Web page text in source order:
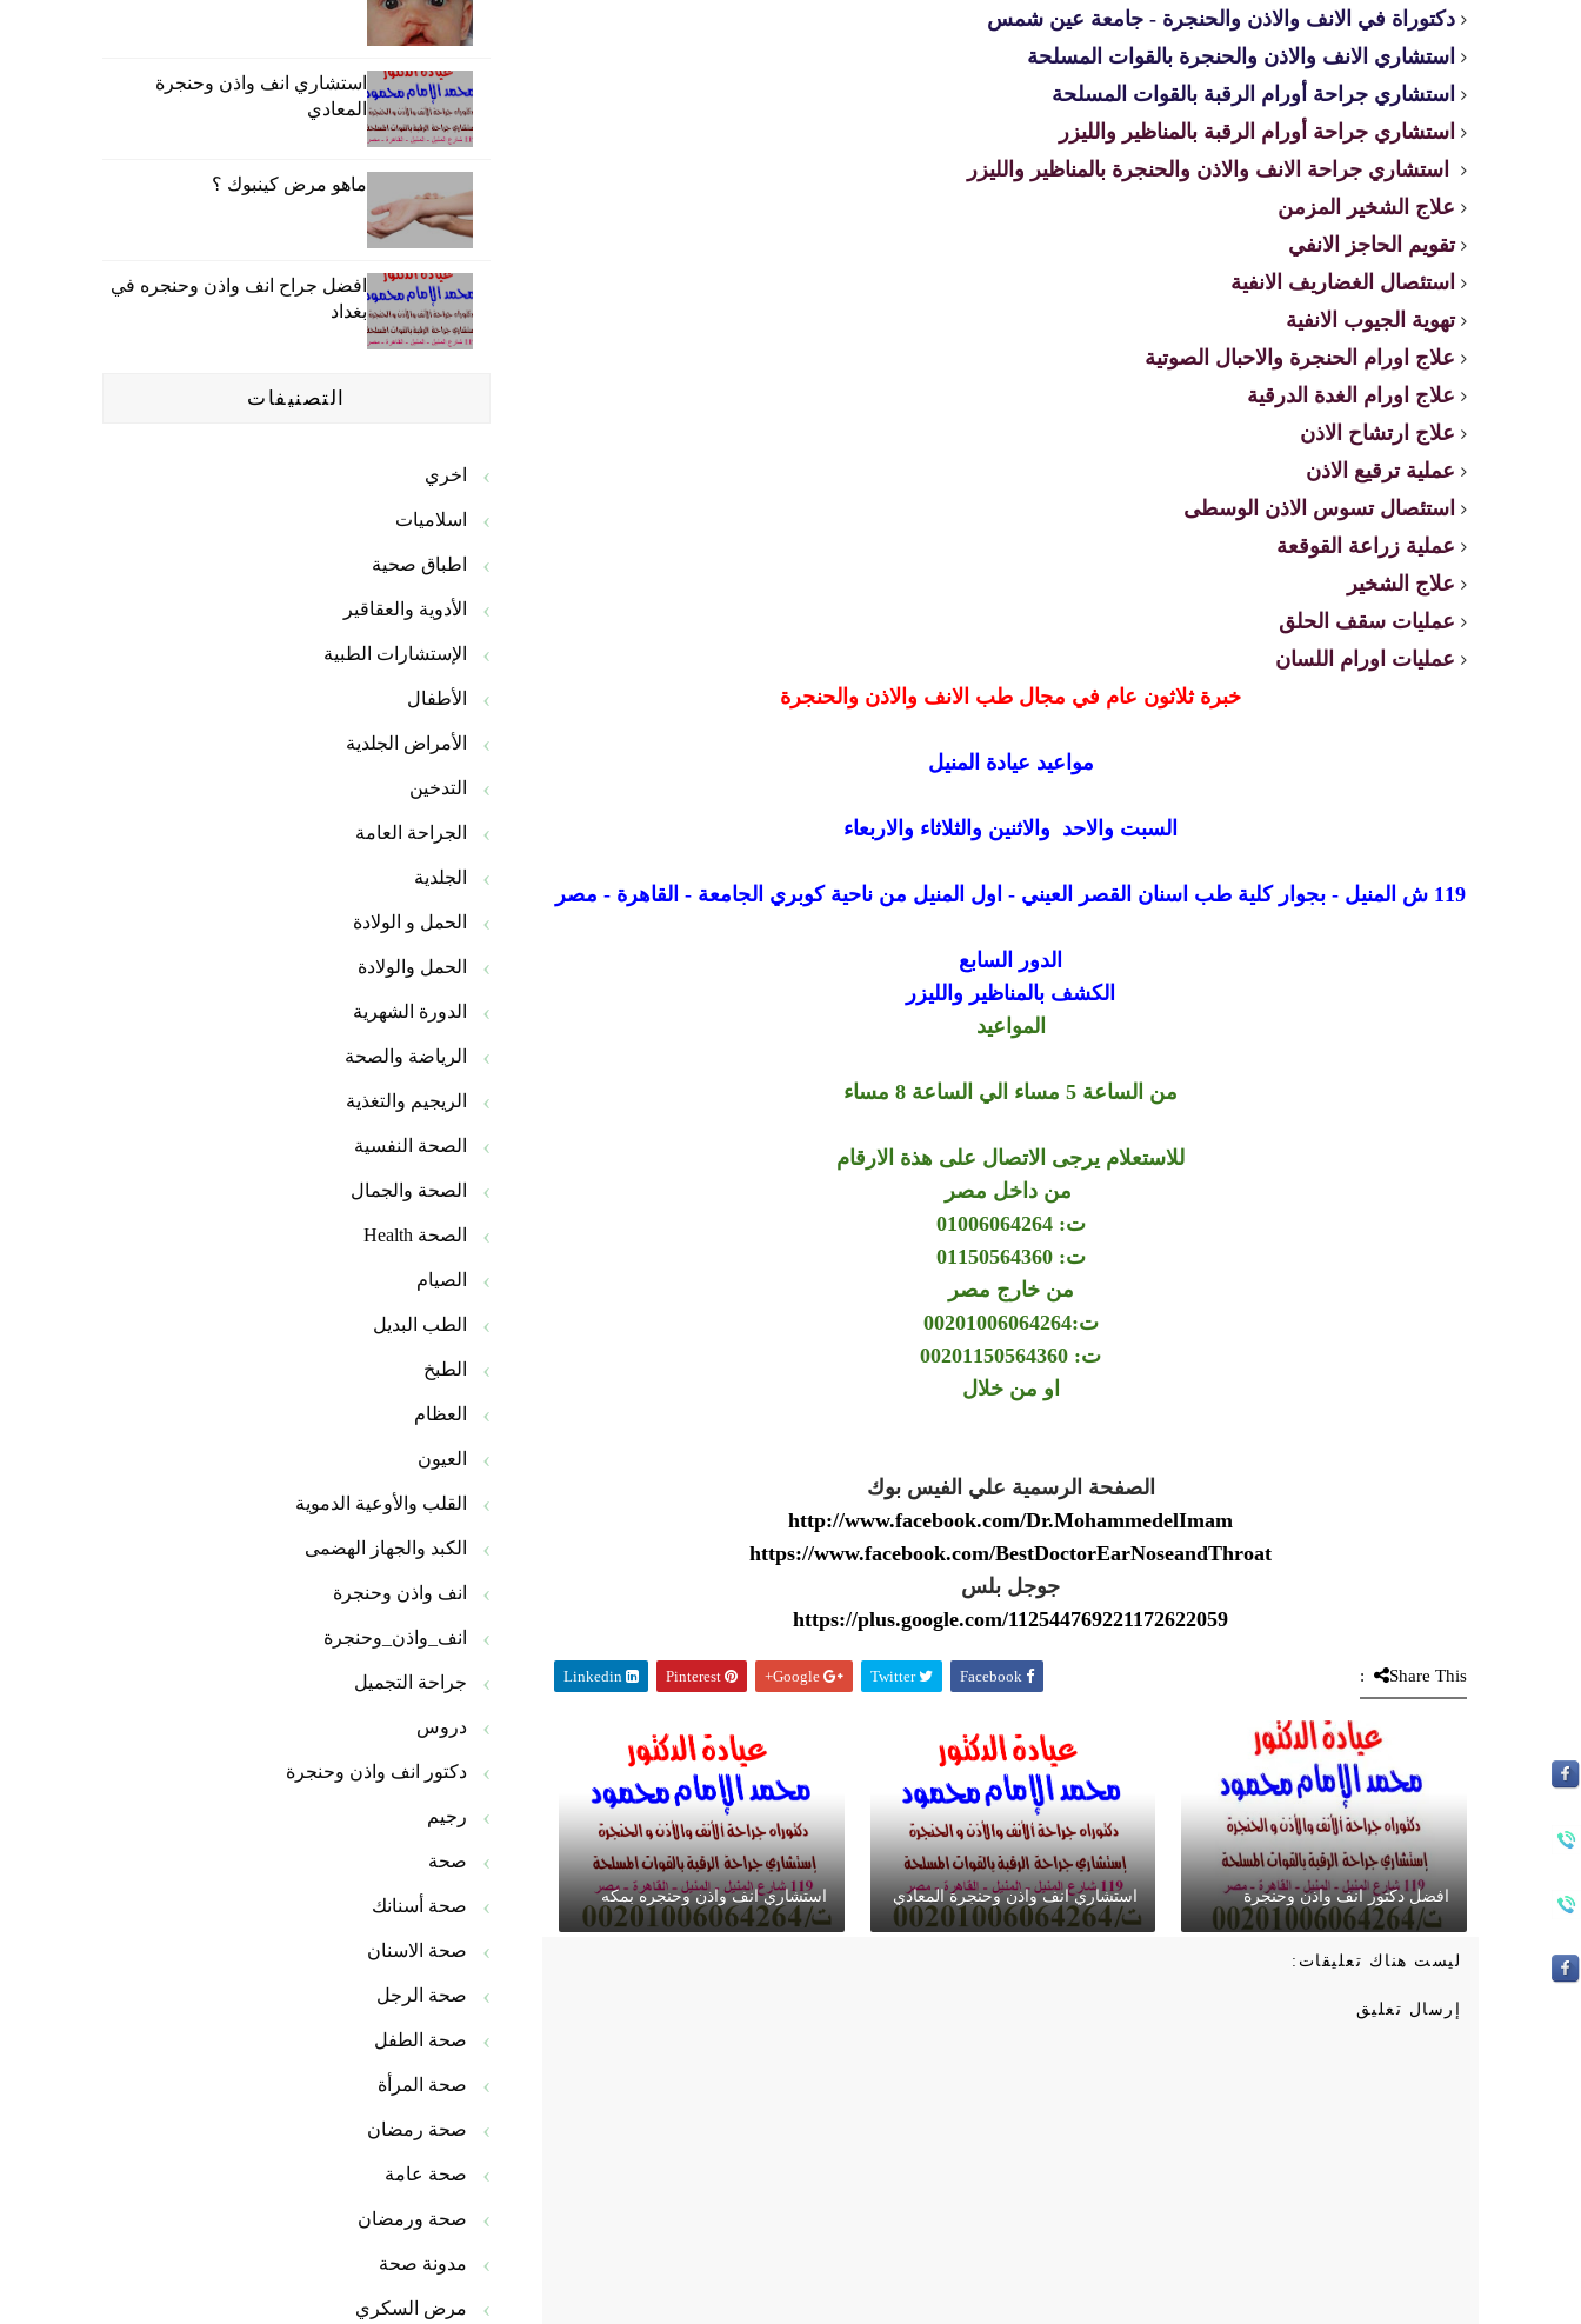
دكتوراة في الانف والاذن والحنجرة - جامعة عين شمس
استشاري الانف والاذن والحنجرة بالقوات المسلحة
استشاري جراحة أورام الرقبة بالقوات المسلحة
استشاري جراحة أورام الرقبة بالمناظير والليزر
استشاري جراحة الانف والاذن والحنجرة بالمناظير والليزر
علاج الشخير المزمن
تقويم الحاجز الانفي
استئصال الغضاريف الانفية
تهوية الجيوب الانفية
علاج اورام الحنجرة والاحبال الصوتية
علاج اورام الغدة الدرقية
علاج ارتشاح الاذن
عملية ترقيع الاذن
استئصال تسوس الاذن الوسطى
عملية زراعة القوقعة
علاج الشخير
عمليات سقف الحلق
عمليات اورام اللسان
خبرة ثلاثون عام في مجال طب الانف والاذن والحنجرة
مواعيد عيادة المنيل
السبت والاحد والاثنين والثلاثاء والاربعاء
119 ش المنيل - بجوار كلية طب اسنان القصر العيني - اول المنيل من ناحية كوبري الجامعة - القاهرة - مصر
الدور السابع
الكشف بالمناظير والليزر
المواعيد
من الساعة 5 مساء الي الساعة 8 مساء
للاستعلام يرجى الاتصال على هذة الارقام
من داخل مصر
ت: 01006064264
ت: 01150564360
من خارج مصر
ت:00201006064264
ت: 00201150564360
او من خلال
الصفحة الرسمية علي الفيس بوك
http://www.facebook.com/Dr.MohammedelImam
https://www.facebook.com/BestDoctorEarNoseandThroat
جوجل بلس
https://plus.google.com/112544769221172622059
Share This:
Twitter
Google+
Pinterest
Linkedin
افضل دكتور انف واذن وحنجرة استشاري انف واذن وحنجرة المعادي استشاري انف واذن وحنجره بمكه
ليست هناك تعليقات:
إرسال تعليق
استشاري انف واذن وحنجرة
المعادي
ماهو مرض كينبوك ؟
افضل جراح انف واذن وحنجره في
بغداد
التصنيفات
اخري
اسلاميات
اطباق صحية
الأدوية والعقاقير
الإستشارات الطبية
الأطفال
الأمراض الجلدية
التدخين
الجراحة العامة
الجلدية
الحمل و الولادة
الحمل والولادة
الدورة الشهرية
الرياضة والصحة
الريجيم والتغذية
الصحة النفسية
الصحة والجمال
الصحة Health
الصيام
الطب البديل
الطبخ
العظام
العيون
القلب والأوعية الدموية
الكبد والجهاز الهضمى
انف واذن وحنجرة
انف_واذن_وحنجرة
جراحة التجميل
دروس
دكتور انف واذن وحنجرة
رجيم
صحة
صحة أسنانك
صحة الاسنان
صحة الرجل
صحة الطفل
صحة المرأة
صحة رمضان
صحة عامة
صحة ورمضان
مدونة صحة
مرض السكري